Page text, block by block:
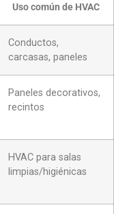
Uso común de HVAC
Conductos,
carcasas, paneles
Paneles decorativos,
recintos
HVAC para salas
limpias/higiénicas